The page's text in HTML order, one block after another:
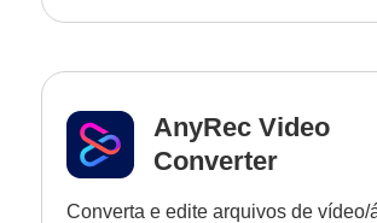
AnyRec Video
Converter
Converta e edite arquivos de vídeo/